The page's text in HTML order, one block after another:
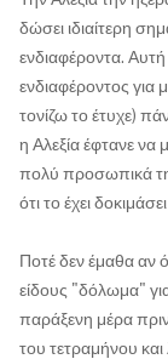
δώσει ιδιαίτερη
ενδιαφέροντα.
ενδιαφέροντος για
τονίζω το έτυχε)
η Αλεξία έφτανε να
πολύ προσωπικά
ότι το έχει
Ποτέ δεν έμαθα αν
είδους "δόλωμα"
παράξενη μέρα
του τετραμήνου